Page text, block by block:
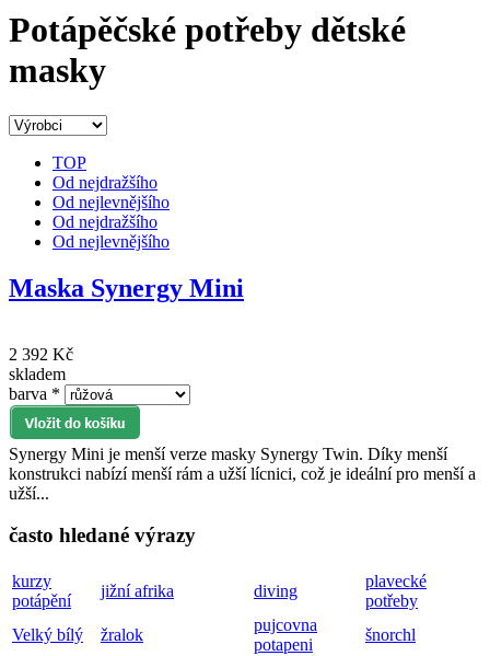
Potápěčské potřeby dětské
masky
TOP
Od nejdražšího
Od nejlevnějšího
Od nejdražšího
Od nejlevnějšího
Maska Synergy Mini
2 392 Kč
skladem
barva *
Synergy Mini je menší verze masky Synergy Twin. Díky menší
konstrukci nabízí menší rám a užší lícnici, což je ideální pro menší a
užší...
často hledané výrazy
kurzy
potápění
jižní afrika diving
plavecké
potřeby
Velký bílý
žralok
pujcovna
potapeni
šnorchl